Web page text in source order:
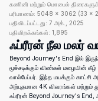
கணினி மற்றும் மொபைல்
பரிமாணம்: 5048 × 3062 (33 ×
பதிவிடப்பட்டது: 7 அக்., 2025
பதிவிறக்கங்கள்: 1,895
ஃப்ரீரன் நீல மலர்
Beyond Journey's End இல்
மூச்சடிக்கும் விண்கல் மழையின் கீழ்
வால்பேப்பர். இந்த மயக்கும்
அற்புதமான 4K விவரங்கள் மற்றும்
ஃப்ரீரன் Beyond Journey's